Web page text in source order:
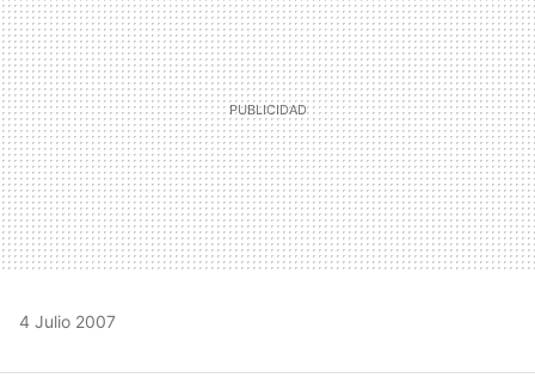
4 Julio 2007